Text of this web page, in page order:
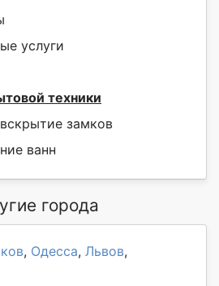
услуги
техники
замков
ванн
города
, Одесса, Львов,